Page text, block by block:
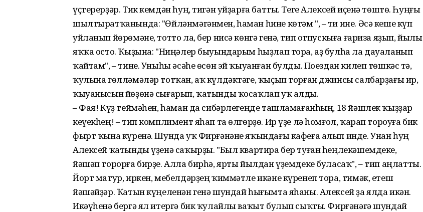
үҫтерерҙәр. Тик кемдән һуң, тигән уйҙарға батты. Теге Алексей иҫенә төштө. Һуңғы
шыл­тыратҡанында: "Өйләнмә­гәнмен, һаман һине көтәм ", – ти ине. Әсә кеше күп
уйланып йөрөмәне, тотто ла, бер нисә көнгә генә, тип отпускыға ғариза яҙып, йылы
яҡҡа осто. Ҡыҙына: "Ниңәлер быуындарым һыҙлап тора, аҙ булһа ла дауаланып
ҡайтам", – тине. Уныһы әсәһе өсөн эй ҡыуанған булды. Поездан килеп төшкәс тә,
ҡулына гөлләмәләр тотҡан, аҡ күлдәктәге, ҡыҫып торған джинсы салбарҙағы ир,
ҡыуанысын йөҙөнә сығарып, ҡатынды ҡосаҡлап уҡ алды.
– Фая! Күҙ теймәһен, һаман да сибәрлегеңде ташламағанһың, 18 йәшлек ҡыҙҙар
кеүекһең! – тип комплимент яһап та өлгөрҙө. Ир үҙе лә һомғол, ҡарап тороуға бик
фырт ҡына күренә. Шунда уҡ Фирғәнәне яҡындағы кафеға алып инде. Унан һуң
Алексей ҡатынды үҙенә саҡырҙы. "Был квартира бер туған һеңлекәшемдеке,
йәшәп торорға бирҙе. Алла бирһә, ярты йылдан үҙемдеке буласаҡ", – тип аңлатты.
Йорт матур, иркен, мебелдәрҙең ҡиммәтле икәне күренеп тора, тимәк, етеш
йәшәйҙәр. Ҡатын күңеленән генә шундай һығымта яһаны. Алексей ҙа ялда икән.
Икәүһенә бергә ял итергә бик ҡулайлы ваҡыт булып сыҡты. Фирғәнәгә шундай